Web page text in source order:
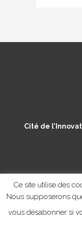
Cité de
© Copyright
Ce site utilise des
Nous supposerons
vous désabonner si